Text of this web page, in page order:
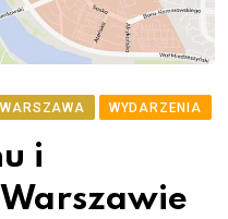
WARSZAWA WYDARZENIA
i